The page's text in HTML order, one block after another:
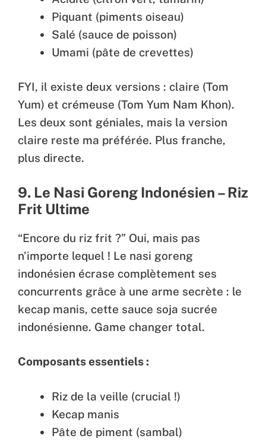
Piquant (piments oiseau)
Salé (sauce de poisson)
Umami (pâte de crevettes)
FYI, il existe deux versions : claire (Tom
Yum) et crémeuse (Tom Yum Nam Khon).
Les deux sont géniales, mais la version
claire reste ma préférée. Plus franche,
plus directe.
9. Le Nasi Goreng Indonésien – Riz
Frit Ultime
“Encore du riz frit ?” Oui, mais pas
n’importe lequel ! Le nasi goreng
indonésien écrase complètement ses
concurrents grâce à une arme secrète : le
kecap manis, cette sauce soja sucrée
indonésienne. Game changer total.
Composants essentiels :
Riz de la veille (crucial !)
Kecap manis
Pâte de piment (sambal)